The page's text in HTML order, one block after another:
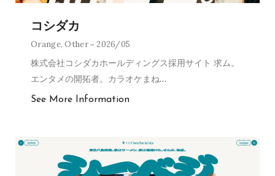
コシダカ
Orange,Other 2026/05
株式会社コシダカホールディングス採用サイト 求ム。
エンタメの開拓者。カラオケまね…
See More Information